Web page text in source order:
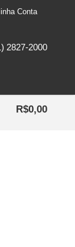
Conta
2827-2000
R$0,00